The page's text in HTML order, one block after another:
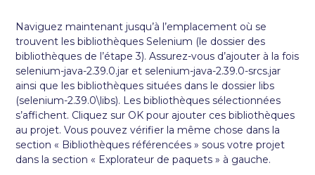
Naviguez maintenant jusqu’à l’emplacement où se
trouvent les bibliothèques Selenium (le dossier des
bibliothèques de l’étape 3). Assurez-vous d’ajouter à la fois
selenium-java-2.39.0.jar et selenium-java-2.39.0-srcs.jar
ainsi que les bibliothèques situées dans le dossier libs
(selenium-2.39.0\libs). Les bibliothèques sélectionnées
s’affichent. Cliquez sur OK pour ajouter ces bibliothèques
au projet. Vous pouvez vérifier la même chose dans la
section « Bibliothèques référencées » sous votre projet
dans la section « Explorateur de paquets » à gauche.